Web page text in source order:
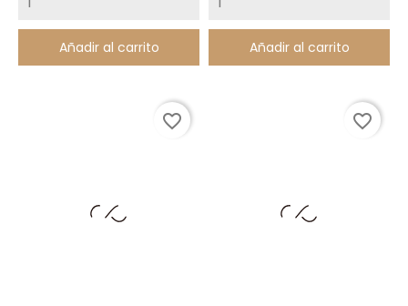
Añadir al carrito Añadir al carrito
favorite_border favorite_border